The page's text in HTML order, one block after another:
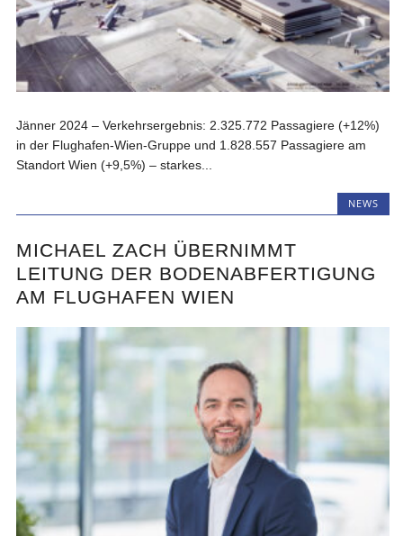
Jänner 2024 – Verkehrsergebnis: 2.325.772 Passagiere (+12%)
in der Flughafen-Wien-Gruppe und 1.828.557 Passagiere am
Standort Wien (+9,5%) – starkes...
NEWS
MICHAEL ZACH ÜBERNIMMT
LEITUNG DER BODENABFERTIGUNG
AM FLUGHAFEN WIEN